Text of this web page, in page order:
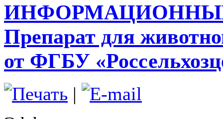
Препарат для
от ФГБУ
|